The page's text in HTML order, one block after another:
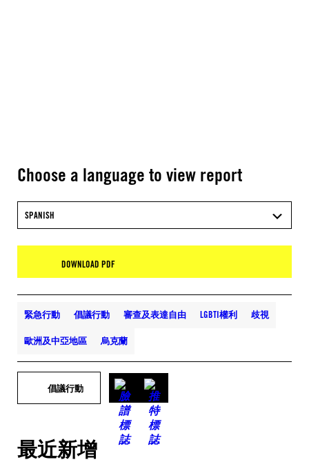
Choose a language to view report
SPANISH
DOWNLOAD PDF
緊急行動 倡議行動 審查及表達自由 LGBTI權利 歧視
歐洲及中亞地區 烏克蘭
倡議行動
最近新增